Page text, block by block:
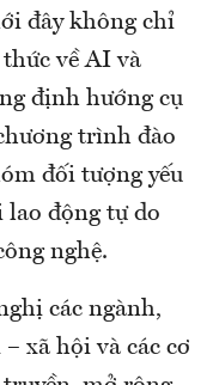
đây không chỉ
về AI và
định hướng cụ
trình đào
đối tượng yếu
động tự do
nghệ.
các ngành,
xã hội và các cơ